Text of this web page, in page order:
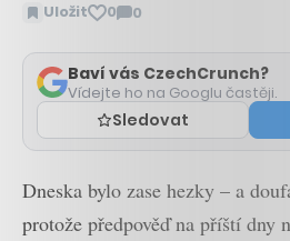
Uložit 0 0
Zobrazit
Baví vás CzechCrunch?
Vídejte ho na Googlu častěji.
Sledovat
Dneska bylo zase hezky – a
protože předpověď na příští